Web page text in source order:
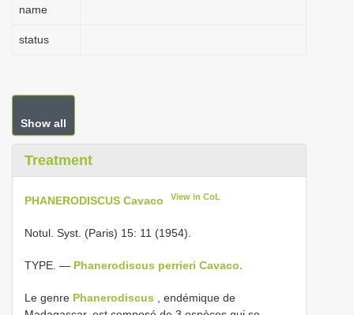
name
status
Show all
Treatment
PHANERODISCUS Cavaco View in CoL
Notul. Syst. (Paris) 15: 11 (1954).
TYPE. — Phanerodiscus perrieri Cavaco.
Le genre Phanerodiscus , endémique de